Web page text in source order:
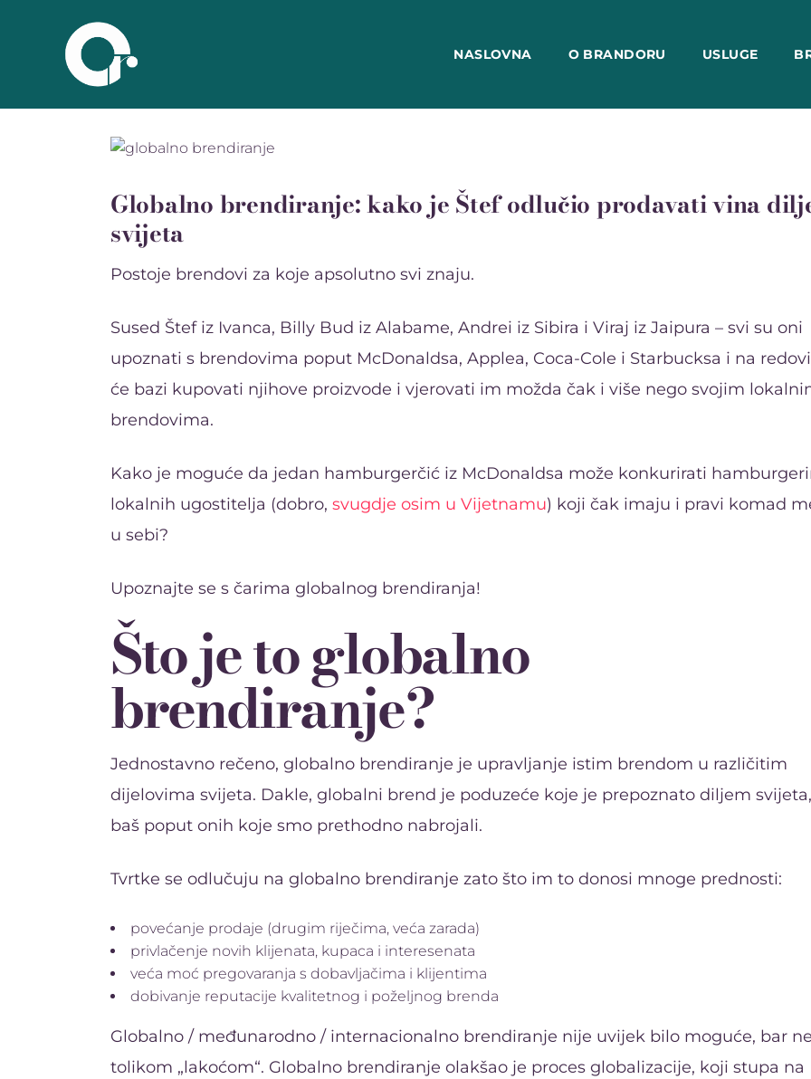
NASLOVNA O BRANDORU USLUGE
Globalno brendiranje: kako je Štef odlučio prodavati vina
svijeta
Postoje brendovi za koje apsolutno svi znaju.
Sused Štef iz Ivanca, Billy Bud iz Alabame, Andrei iz Sibira i Viraj iz Jaipura – svi su oni
upoznati s brendovima poput McDonaldsa, Applea, Coca-Cole i Starbucksa i na
će bazi kupovati njihove proizvode i vjerovati im možda čak i više nego svojim
brendovima.
Kako je moguće da jedan hamburgerčić iz McDonaldsa može konkurirati
lokalnih ugostitelja (dobro, svugdje osim u Vijetnamu) koji čak imaju i pravi komad
u sebi?
Upoznajte se s čarima globalnog brendiranja!
Što je to globalno
brendiranje?
Jednostavno rečeno, globalno brendiranje je upravljanje istim brendom u različitim
dijelovima svijeta. Dakle, globalni brend je poduzeće koje je prepoznato diljem svijeta,
baš poput onih koje smo prethodno nabrojali.
Tvrtke se odlučuju na globalno brendiranje zato što im to donosi mnoge prednosti:
povećanje prodaje (drugim riječima, veća zarada)
privlačenje novih klijenata, kupaca i interesenata
veća moć pregovaranja s dobavljačima i klijentima
dobivanje reputacije kvalitetnog i poželjnog brenda
Globalno / međunarodno / internacionalno brendiranje nije uvijek bilo moguće, bar
tolikom „lakoćom“. Globalno brendiranje olakšao je proces globalizacije, koji stupa na